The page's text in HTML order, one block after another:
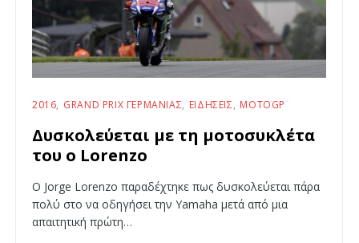
2016 GRAND PRIX ΓΕΡΜΑΝΊΑΣ ΕΙΔΉΣΕΙΣ MOTOGP
Δυσκολεύεται με τη μοτοσυκλέτα
του ο Lorenzo
Ο Jorge Lorenzo παραδέχτηκε πως δυσκολεύεται πάρα
πολύ στο να οδηγήσει την Yamaha μετά από μια
απαιτητική πρώτη…